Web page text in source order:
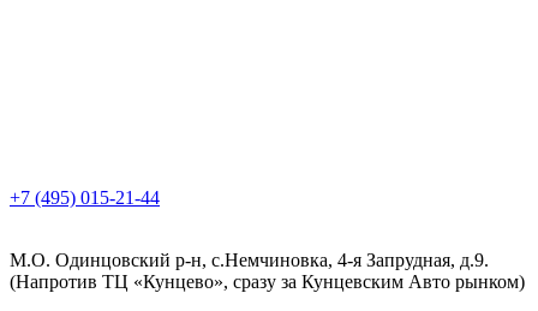
+7 (495) 015-21-44
М.О. Одинцовский р-н, с.Немчиновка, 4-я Запрудная, д.9.
(Напротив ТЦ «Кунцево», сразу за Кунцевским Авто рынком)